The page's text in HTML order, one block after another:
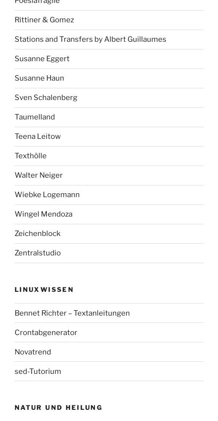
Rittiner & Gomez
Stations and Transfers by Albert Guillaumes
Susanne Eggert
Susanne Haun
Sven Schalenberg
Taumelland
Teena Leitow
Texthölle
Walter Neiger
Wiebke Logemann
Wingel Mendoza
Zeichenblock
Zentralstudio
LINUXWISSEN
Bennet Richter – Textanleitungen
Crontabgenerator
Novatrend
sed-Tutorium
NATUR UND HEILUNG